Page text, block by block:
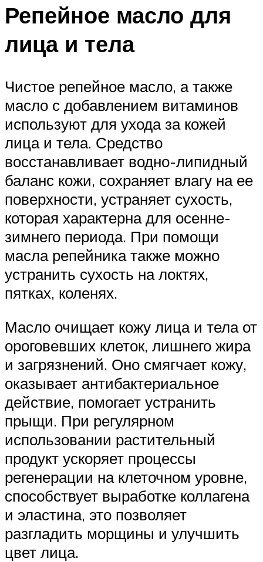
Репейное масло для
лица и тела
Чистое репейное масло, а также
масло с добавлением витаминов
используют для ухода за кожей
лица и тела. Средство
восстанавливает водно-липидный
баланс кожи, сохраняет влагу на ее
поверхности, устраняет сухость,
которая характерна для осенне-
зимнего периода. При помощи
масла репейника также можно
устранить сухость на локтях,
пятках, коленях.
Масло очищает кожу лица и тела от
ороговевших клеток, лишнего жира
и загрязнений. Оно смягчает кожу,
оказывает антибактериальное
действие, помогает устранить
прыщи. При регулярном
использовании растительный
продукт ускоряет процессы
регенерации на клеточном уровне,
способствует выработке коллагена
и эластина, это позволяет
разгладить морщины и улучшить
цвет лица.